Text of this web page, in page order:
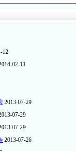
12
02-11
2013-07-29
07-29
07-29
2013-07-26